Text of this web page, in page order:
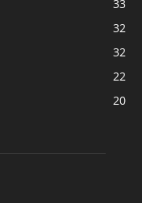
33
32
32
22
20